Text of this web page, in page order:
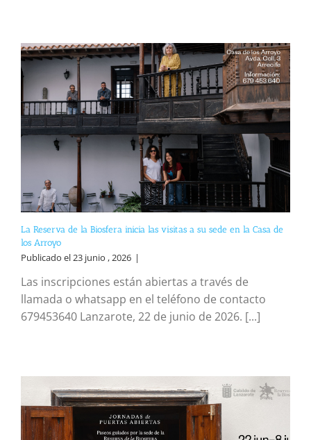
La Reserva de la Biosfera inicia las visitas a su sede en la Casa de
los Arroyo
Publicado el 23 junio , 2026 |
Las inscripciones están abiertas a través de
llamada o whatsapp en el teléfono de contacto
679453640 Lanzarote, 22 de junio de 2026. [...]